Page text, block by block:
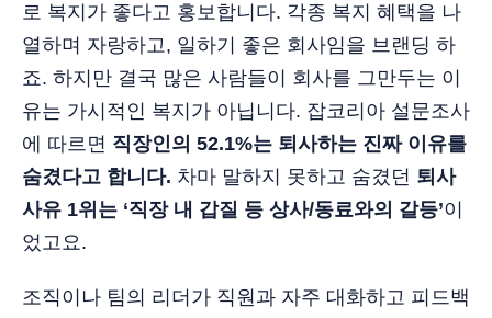
로 복지가 좋다고 홍보합니다. 각종 복지 혜택을 나
열하며 자랑하고, 일하기 좋은 회사임을 브랜딩 하
죠. 하지만 결국 많은 사람들이 회사를 그만두는 이
유는 가시적인 복지가 아닙니다. 잡코리아 설문조사
에 따르면 직장인의 52.1%는 퇴사하는 진짜 이유를
숨겼다고 합니다. 차마 말하지 못하고 숨겼던 퇴사
사유 1위는 ‘직장 내 갑질 등 상사/동료와의 갈등’이
었고요.
조직이나 팀의 리더가 직원과 자주 대화하고 피드백